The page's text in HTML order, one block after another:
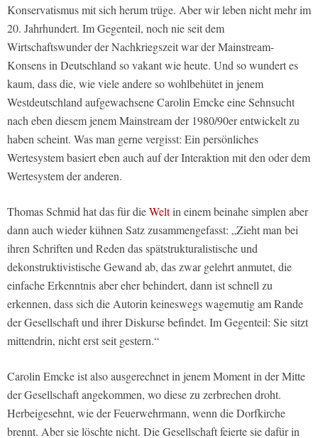
Konservatismus mit sich herum trüge. Aber wir leben nicht mehr im
20. Jahrhundert. Im Gegenteil, noch nie seit dem
Wirtschaftswunder der Nachkriegszeit war der Mainstream-
Konsens in Deutschland so vakant wie heute. Und so wundert es
kaum, dass die, wie viele andere so wohlbehütet in jenem
Westdeutschland aufgewachsene Carolin Emcke eine Sehnsucht
nach eben diesem jenem Mainstream der 1980/90er entwickelt zu
haben scheint. Was man gerne vergisst: Ein persönliches
Wertesystem basiert eben auch auf der Interaktion mit den oder dem
Wertesystem der anderen.
Thomas Schmid hat das für dieWeltin einem beinahe simplen aber
dann auch wieder kühnen Satz zusammengefasst: „Zieht man bei
ihren Schriften und Reden das spätstrukturalistische und
dekonstruktivistische Gewand ab, das zwar gelehrt anmutet, die
einfache Erkenntnis aber eher behindert, dann ist schnell zu
erkennen, dass sich die Autorin keineswegs wagemutig am Rande
der Gesellschaft und ihrer Diskurse befindet. Im Gegenteil: Sie sitzt
mittendrin, nicht erst seit gestern.“
Carolin Emcke ist also ausgerechnet in jenem Moment in der Mitte
der Gesellschaft angekommen, wo diese zu zerbrechen droht.
Herbeigesehnt, wie der Feuerwehrmann, wenn die Dorfkirche
brennt. Aber sie löschte nicht. Die Gesellschaft feierte sie dafür in